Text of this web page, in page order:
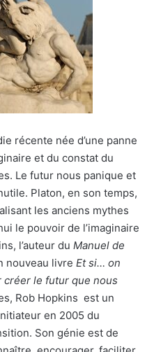
récente née d’une panne
et du constat du
Le futur nous panique et
Platon, en son temps,
les anciens mythes
le pouvoir de l’imaginaire
l’auteur du Manuel de
nouveau livre Et si… on
le futur que nous
Rob Hopkins est un
en 2005 du
Son génie est de